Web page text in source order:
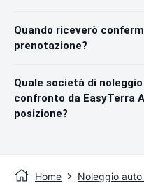
Quando riceverò
prenotazione?
Quale società di
confronto da EasyTerra
posizione?
Home Noleggio auto